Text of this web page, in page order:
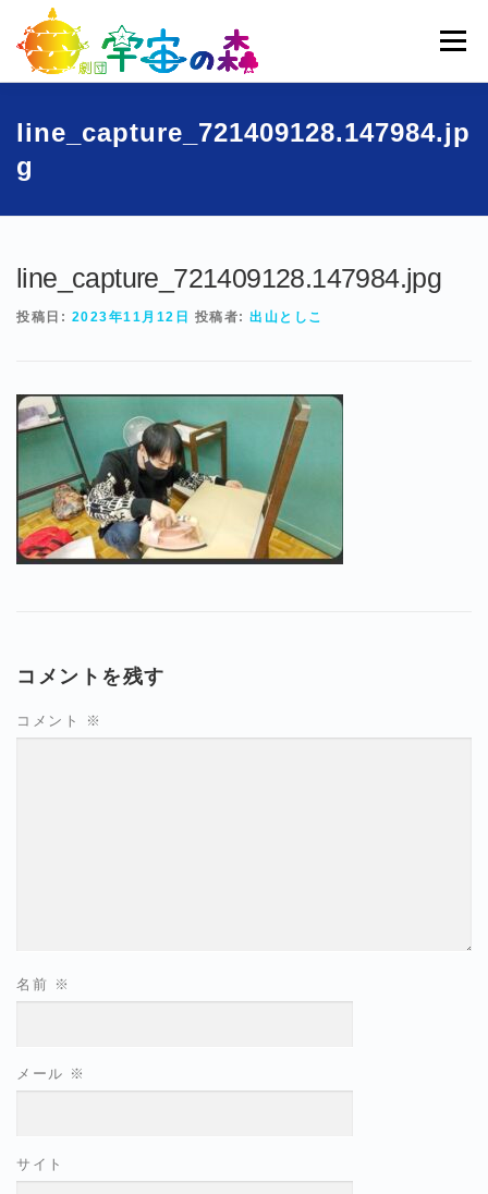
メニュー
宇宙の森とは 劇団員一覧 過去公演
line_capture_721409128.147984.jp
g
line_capture_721409128.147984.jpg
投稿日: 2023年11月12日 投稿者: 出山としこ
コメントを残す
コメント ※
名前 ※
メール ※
サイト